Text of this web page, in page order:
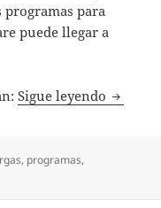
para
puede llegar a
Sigue leyendo NOD32
, programas,